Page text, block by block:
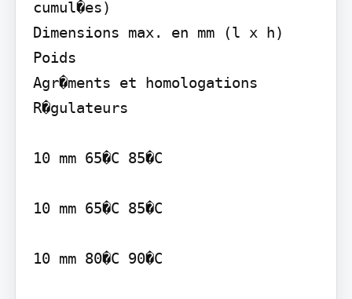
cumul�es)
Dimensions max. en mm (l x h)
Poids
Agr�ments et homologations
R�gulateurs
10 mm 65�C 85�C
10 mm 65�C 85�C
10 mm 80�C 90�C